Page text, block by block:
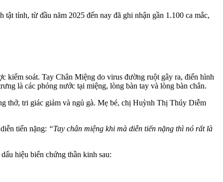
tỉnh, từ đầu năm 2025 đến nay đã ghi nhận gần 1.100 ca mắc,
kiểm soát. Tay Chân Miệng do virus đường ruột gây ra, điển hình
là các phỏng nước tại miệng, lòng bàn tay và lòng bàn chân.
thở, tri giác giảm và ngủ gà. Mẹ bé, chị Huỳnh Thị Thúy Diễm
tiến nặng: “Tay chân miệng khi mà diễn tiến nặng thì nó rất là
hiệu biến chứng thần kinh sau: